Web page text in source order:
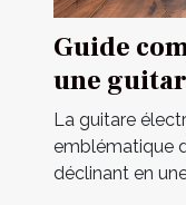
Guide
une
La guitare
emblématique
déclinant en